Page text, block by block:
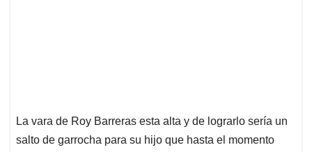
La vara de Roy Barreras esta alta y de lograrlo sería un
salto de garrocha para su hijo que hasta el momento